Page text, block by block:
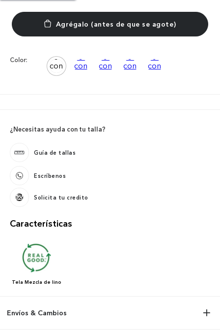
Color:
¿Necesitas ayuda con tu talla?
Guía de tallas
Escríbenos
Solicita tu credito
Características
Tela Mezcla de lino
Envíos & Cambios